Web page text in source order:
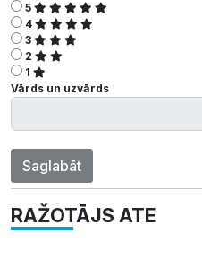
5
4
3
2
1
Vārds un uzvārds
Saglabāt
RAŽOTĀJS ATE